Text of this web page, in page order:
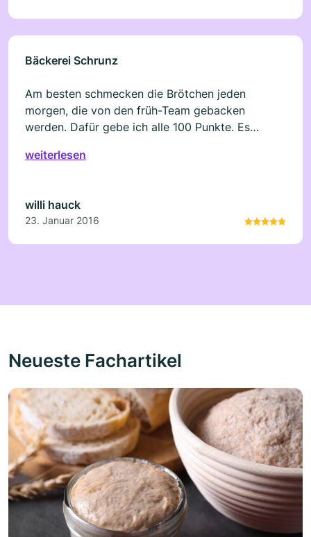
Bäckerei Schrunz
Am besten schmecken die Brötchen jeden
morgen, die von den früh-Team gebacken
werden. Dafür gebe ich alle 100 Punkte. Es
steht und die Brötchen a la minute aus dem Ofen
weiterlesen
willi hauck
23. Januar 2016
Neueste Fachartikel